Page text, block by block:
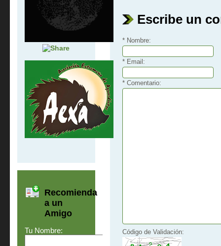
Recomienda
a un
Amigo
Tu Nombre:
Escribe un
* Nombre:
* Email:
* Comentario:
Código de Validación: